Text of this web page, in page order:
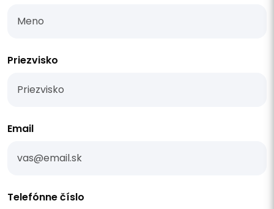
Priezvisko
Email
Telefónne číslo